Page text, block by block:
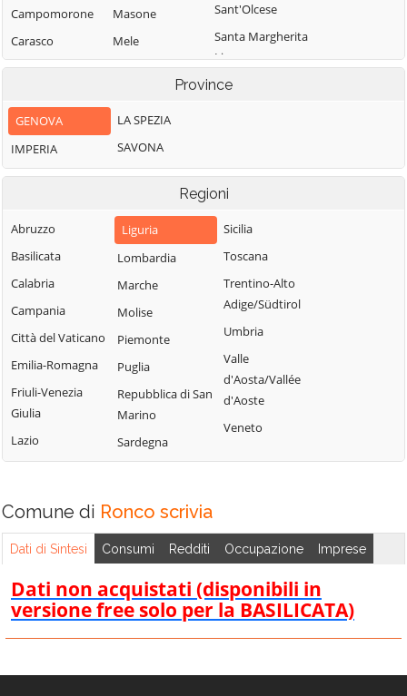
Campomorone
Carasco
Casarza Ligure
Castiglione
Chiavarese
Ceranesi
Cicagna
Cogoleto
Cogorno
Coreglia Ligure
Crocefieschi
Davagna
Fascia
Favale di Malvaro
Masone
Mele
Mezzanego
Moconesi
Moneglia
Montebruno
Ne
Neirone
Orero
Pieve Ligure
Portofino
Propata
Rapallo
Sant'Olcese
Santa Margherita
Ligure
Santo Stefano
Sestri Levante
Sori
Tiglieto
Tribogna
Valbrevenna
Vobbia
Zoagli
Province
GENOVA
IMPERIA
LA SPEZIA
SAVONA
Regioni
Abruzzo
Basilicata
Calabria
Campania
Città del Vaticano
Emilia-Romagna
Friuli-Venezia
Giulia
Lazio
Liguria
Lombardia
Marche
Molise
Piemonte
Puglia
Repubblica di San
Marino
Sardegna
Sicilia
Toscana
Trentino-Alto
Adige/Südtirol
Umbria
Valle
d'Aosta/Vallée
d'Aoste
Veneto
Comune di Ronco scrivia
Dati di Sintesi Consumi Redditi Occupazione Imprese
Dati non acquistati (disponibili in
versione free solo per la BASILICATA)